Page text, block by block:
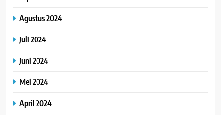
Agustus 2024
Juli 2024
Juni 2024
Mei 2024
April 2024